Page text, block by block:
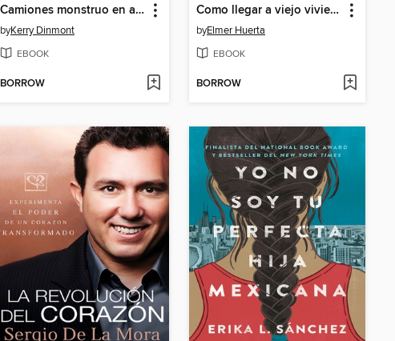
Camiones monstruo en acción
byKerry Dinmont
EBOOK
BORROW
Como llegar a viejo viviendo como joven
byElmer Huerta
EBOOK
BORROW